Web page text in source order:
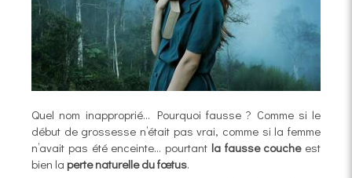
Quel nom inapproprié... Pourquoi fausse ? Comme si le
début de grossesse n’était pas vrai, comme si la femme
n’avait pas été enceinte… pourtant la fausse couche est
bien la perte naturelle du fœtus.